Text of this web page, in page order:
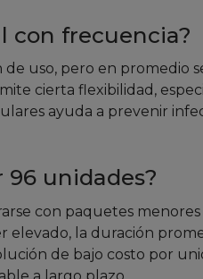
con frecuencia?
uso, pero en promedio
cierta flexibilidad,
ayuda a prevenir
96 unidades?
con paquetes
la duración
de bajo costo por